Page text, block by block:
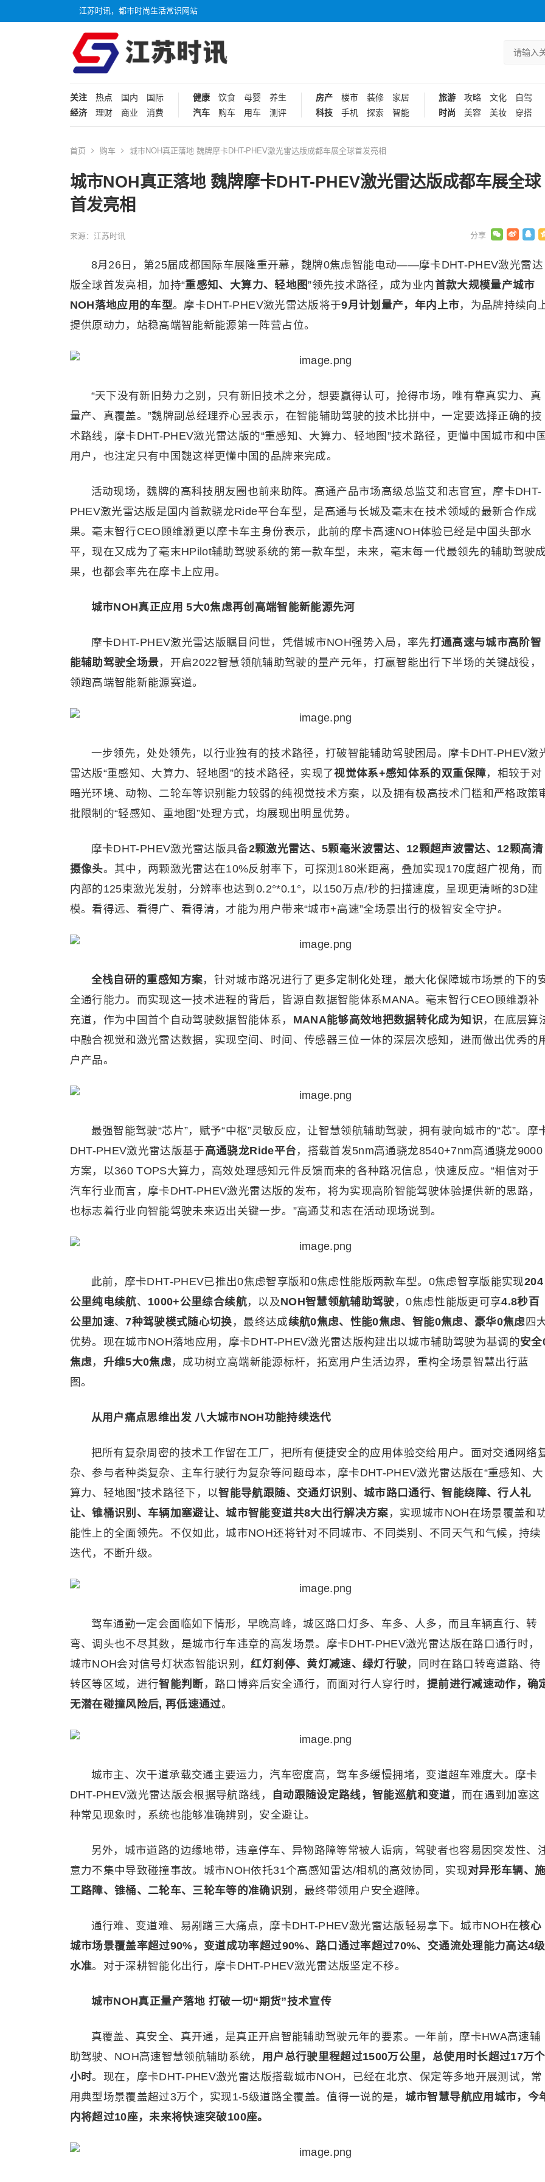
江苏时讯，都市时尚生活常识网站
关注 热点 国内
国际
经济
理财 商业 消费
健康 饮食 母婴
养生
汽车
购车 用车 测评
房产 楼市 装修
家居
科技
手机 探索 智能
旅游 攻略 文化
自驾
时尚
美容 美妆 穿搭
首页 购车 城市NOH真正落地 魏牌摩卡DHT-PHEV激光雷达版成都车展全球首发亮相
城市NOH真正落地 魏牌摩卡DHT-PHEV激光雷达版成都车展全球
首发亮相
来源：江苏时讯
8月26日，第25届成都国际车展隆重开幕，魏牌0焦虑智能电动——摩卡DHT-PHEV激光雷达
版全球首发亮相，加持“重感知、 大算力、轻地图”领先技术路径，成为业内 首款大规模量产城市
NOH落地应用的车型。摩卡DHT-PHEV激光雷达版将于9月计划量产，年内上市，为品牌持续向
提供原动力，站稳高端智能新能源第一阵营占位。
“天下没有新旧势力之别，只有新旧技术之分，想要赢得认可，抢得市场，唯有靠真实力、真
量产、真覆盖。”魏牌副总经理乔心昱表示，在智能辅助驾驶的技术比拼中，一定要选择正确的技
术路线，摩卡DHT-PHEV激光雷达版的“重感知、大算力、轻地图”技术路径，更懂中国城市和中
用户，也注定只有中国魏这样更懂中国的品牌来完成。
活动现场，魏牌的高科技朋友圈也前来助阵。高通产品市场高级总监艾和志官宣，摩卡DHT-
PHEV激光雷达版是国内首款骁龙Ride平台车型，是高通与长城及毫末在技术领域的最新合作成
果。毫末智行CEO顾维灏更以摩卡车主身份表示，此前的摩卡高速NOH体验已经是中国头部水
平，现在又成为了毫末HPilot辅助驾驶系统的第一款车型，未来，毫末每一代最领先的辅助驾驶
果，也都会率先在摩卡上应用。
城市NOH真正应用 5大0焦虑再创高端智能新能源先河
摩卡DHT-PHEV激光雷达版瞩目问世，凭借城市NOH强势入局，率先打通高速与城市高阶智
能辅助驾驶全场景，开启2022智慧领航辅助驾驶的量产元年，打赢智能出行下半场的关键战役，
领跑高端智能新能源赛道。
一步领先，处处领先，以行业独有的技术路径，打破智能辅助驾驶困局。摩卡DHT-PHEV激
雷达版“重感知、大算力、轻地图”的技术路径，实现了视觉体系+感知体系的双重保障，相较于对
暗光环境、动物、二轮车等识别能力较弱的纯视觉技术方案，以及拥有极高技术门槛和严格政策
批限制的“轻感知、重地图”处理方式，均展现出明显优势。
摩卡DHT-PHEV激光雷达版具备2颗激光雷达、5颗毫米波雷达、12颗超声波雷达、 12颗高清
摄像头。其中，两颗激光雷达在10%反射率下，可探测180米距离，叠加实现170度超广视角，而
内部的125束激光发射，分辨率也达到0.2°*0.1°，以150万点/秒的扫描速度，呈现更清晰的3D建
模。看得远、看得广、看得清，才能为用户带来“城市+高速”全场景出行的极智安全守护。
全栈自研的重感知方案，针对城市路况进行了更多定制化处理，最大化保障城市场景的下的
全通行能力。而实现这一技术进程的背后，皆源自数据智能体系MANA。毫末智行CEO顾维灏补
充道，作为中国首个自动驾驶数据智能体系， MANA能够高效地把数据转化成为知识 ，在底层算
中融合视觉和激光雷达数据，实现空间、时间、传感器三位一体的深层次感知，进而做出优秀的
户产品。
最强智能驾驶“芯片”，赋予“中枢”灵敏反应，让智慧领航辅助驾驶，拥有驶向城市的“芯”。摩
DHT-PHEV激光雷达版基于高通骁龙Ride平台 ，搭载首发5nm高通骁龙8540+7nm高通骁龙9000
方案，以360 TOPS大算力，高效处理感知元件反馈而来的各种路况信息，快速反应。“相信对于
汽车行业而言，摩卡DHT-PHEV激光雷达版的发布，将为实现高阶智能驾驶体验提供新的思路，
也标志着行业向智能驾驶未来迈出关键一步。”高通艾和志在活动现场说到。
此前，摩卡DHT-PHEV已推出0焦虑智享版和0焦虑性能版两款车型。0焦虑智享版能实现204
公里纯电续航、 1000+公里综合续航，以及NOH智慧领航辅助驾驶 ，0焦虑性能版更可享4.8秒百
公里加速、7种驾驶模式随心切换 ，最终达成续航0焦虑、性能0焦虑、智能0焦虑、豪华0焦虑四
优势。现在城市NOH落地应用，摩卡DHT-PHEV激光雷达版构建出以城市辅助驾驶为基调的安全
焦虑， 升维5大0焦虑，成功树立高端新能源标杆，拓宽用户生活边界，重构全场景智慧出行蓝
图。
从用户痛点思维出发 八大城市NOH功能持续迭代
把所有复杂周密的技术工作留在工厂，把所有便捷安全的应用体验交给用户。面对交通网络
杂、参与者种类复杂、主车行驶行为复杂等问题母本，摩卡DHT-PHEV激光雷达版在“重感知、大
算力、轻地图”技术路径下，以智能导航跟随、交通灯识别、城市路口通行、智能绕障、行人礼
让、锥桶识别、车辆加塞避让、城市智能变道共8大出行解决方案 ，实现城市NOH在场景覆盖和
能性上的全面领先。不仅如此，城市NOH还将针对不同城市、不同类别、不同天气和气候，持续
迭代，不断升级。
驾车通勤一定会面临如下情形，早晚高峰，城区路口灯多、车多、人多，而且车辆直行、转
弯、调头也不尽其数，是城市行车违章的高发场景。摩卡DHT-PHEV激光雷达版在路口通行时，
城市NOH会对信号灯状态智能识别，红灯刹停、黄灯减速、绿灯行驶 ，同时在路口转弯道路、待
转区等区域，进行智能判断 ，路口博弈后安全通行，而面对行人穿行时， 提前进行减速动作， 确
无潜在碰撞风险后, 再低速通过。
城市主、次干道承载交通主要运力，汽车密度高，驾车多缓慢拥堵，变道超车难度大。摩卡
DHT-PHEV激光雷达版会根据导航路线，
自动跟随设定路线，智能巡航和 变道 ，而在遇到加塞这
种常见现象时，系统也能够准确辨别，安全避让。
另外，城市道路的边缘地带，违章停车、异物路障等常被人诟病，驾驶者也容易因突发性、
意力不集中导致碰撞事故。城市NOH依托31个高感知雷达/相机的高效协同，实现对异形车辆、
工路障、锥桶、二轮车、三轮车等的准确识别 ，最终带领用户安全避障。
通行难、变道难、易剐蹭三大痛点，摩卡DHT-PHEV激光雷达版轻易拿下。城市NOH在核心
城市场景覆盖率超过90%，变道成功率超过90%、路口通过率超过70%、交通流处理能力高达4级
水准。对于深耕智能化出行，摩卡DHT-PHEV激光雷达版坚定不移。
城市NOH真正量产落地 打破一切“期货”技术宣传
真覆盖、真安全、真开通，是真正开启智能辅助驾驶元年的要素。一年前，摩卡HWA高速辅
助驾驶、NOH高速智慧领航辅助系统， 用户总行驶里程超过1500万公里，总使用时长超过17万个
小时。现在，摩卡DHT-PHEV激光雷达版搭载城市NOH，已经在北京、保定等多地开展测试，常
用典型场景覆盖超过3万个，实现1-5级道路全覆盖。值得一说的是， 城市智慧导航应用城市，今
内将超过10座，未来将快速突破100座。